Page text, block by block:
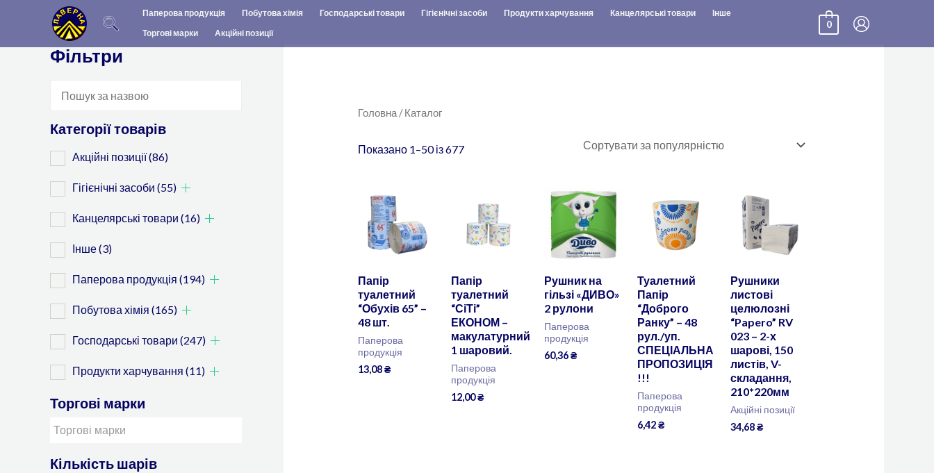
вмісту
Паперова продукція Побутова хімія Господарські товари Гігієнічні засоби Продукти харчування Канцелярські товари
Інше
Торгові марки
Акційні позиції
0
Фільтри
Категорії товарів
Акційні позиції(86)
Гігієнічні засоби (55)
Канцелярські товари (16)
Інше(3)
Паперова продукція (194)
Побутова хімія (165)
Господарські товари (247)
Продукти харчування (11)
Торгові марки
Кількість шарів
Головна/ Каталог
Показано 1–50 із 677
Sorted
Папір
туалетний
“Обухів 65” –
48 шт.
Паперова
продукція
13,08₴
Папір
туалетний
“СіТі”
ЕКОНОМ –
макулатурний
1 шаровий.
Паперова
продукція
12,00₴
Рушник на
гільзі «ДИВО»
2 рулони
Паперова
продукція
60,36₴
Туалетний
Папір
“Доброго
Ранку” – 48
рул./уп.
СПЕЦІАЛЬНА
ПРОПОЗИЦІЯ
!!!
Паперова
продукція
6,42₴
Рушники
листові
целюлозні
“Papero” RV
023 – 2-х
шарові, 150
листів, V-
складання,
210*220мм
Акційні позиції
34,68₴